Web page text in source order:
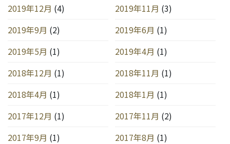
2019年12月 (4) 2019年11月 (3)
2019年9月 (2) 2019年6月 (1)
2019年5月 (1) 2019年4月 (1)
2018年12月 (1) 2018年11月 (1)
2018年4月 (1) 2018年1月 (1)
2017年12月 (1) 2017年11月 (2)
2017年9月 (1) 2017年8月 (1)